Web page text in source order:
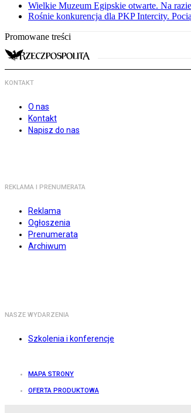
Wielkie Muzeum Egipskie otwarte. Na
Rośnie konkurencja dla PKP Intercity.
Promowane treści
KONTAKT
O nas
Kontakt
Napisz do nas
REKLAMA I PRENUMERATA
Reklama
Ogłoszenia
Prenumerata
Archiwum
NASZE WYDARZENIA
Szkolenia i konferencje
MAPA STRONY
OFERTA PRODUKTOWA